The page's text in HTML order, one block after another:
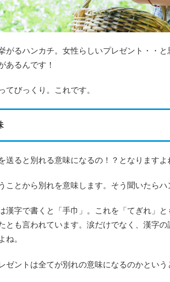
がるハンカチ。女性らしいプレゼント・・
あるんです！
びっくり。これです。
送ると別れる意味になるの！？となりますよ
ことから別れを意味します。そう聞いたら
漢字で書くと「手巾」。これを「てぎれ」
とも言われています。涙だけでなく、漢字
ね。
ゼントは全てが別れの意味になるのかという